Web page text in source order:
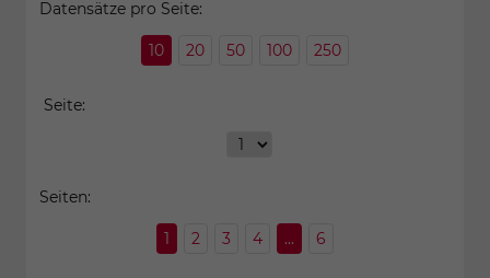
Datensätze pro Seite:
10 20 50 100 250
Seite:
Seiten:
1 2 3 4 ... 6